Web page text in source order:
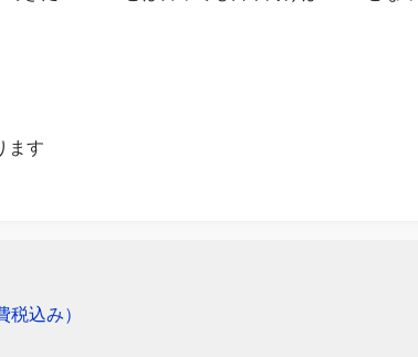
ます
込み）